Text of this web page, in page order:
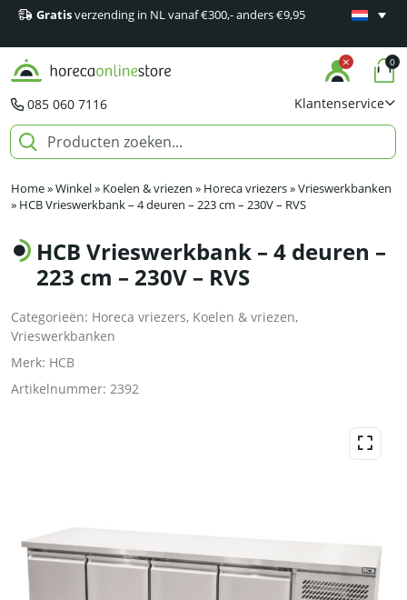
Gratisverzending in NL vanaf €300,- anders €9,95
Minimaal
085 060 7116 Klantenservice
0
Home»Winkel» Koelen & vriezen » Horeca vriezers»Vrieswerkbanken
» HCB Vrieswerkbank – 4 deuren – 223 cm – 230V – RVS
HCB Vrieswerkbank – 4 deuren –
223 cm – 230V – RVS
Categorieën: Horeca vriezers, Koelen & vriezen,
Vrieswerkbanken
Merk: HCB
Artikelnummer: 2392